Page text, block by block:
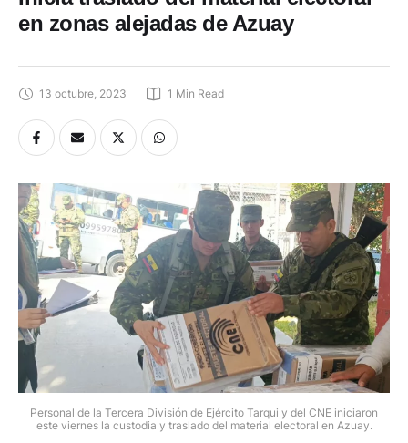
en zonas alejadas de Azuay
13 octubre, 2023 1 Min Read
Personal de la Tercera División de Ejército Tarqui y del CNE iniciaron
este viernes la custodia y traslado del material electoral en Azuay.